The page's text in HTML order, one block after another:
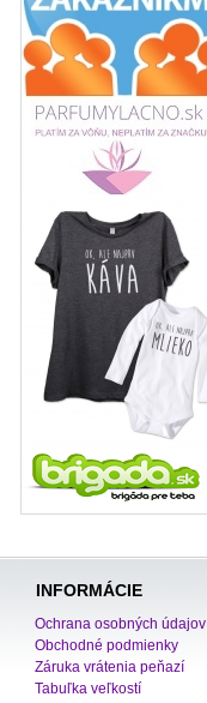
INFORMÁCIE
Ochrana osobných údajov
Obchodné podmienky
Záruka vrátenia peňazí
Tabuľka veľkostí